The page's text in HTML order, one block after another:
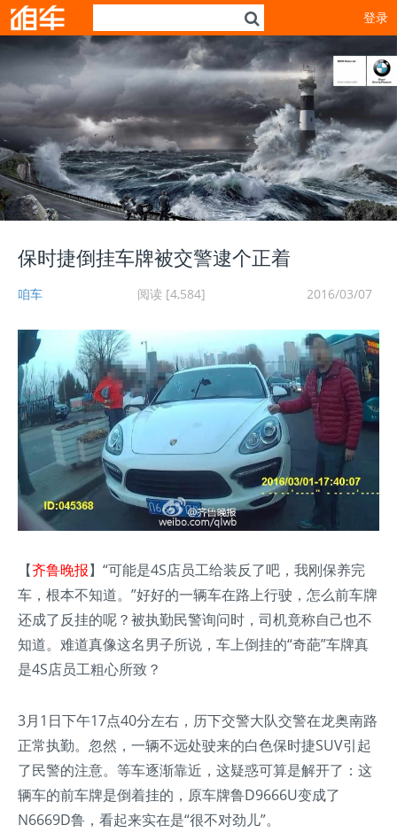
登录
保时捷倒挂车牌被交警逮个正着
咱车 阅读 [4,584] 2016/03/07
【齐鲁晚报】“可能是4S店员工给装反了吧，我刚保养完
车，根本不知道。”好好的一辆车在路上行驶，怎么前车牌
还成了反挂的呢？被执勤民警询问时，司机竟称自己也不
知道。难道真像这名男子所说，车上倒挂的“奇葩”车牌真
是4S店员工粗心所致？
3月1日下午17点40分左右，历下交警大队交警在龙奥南路
正常执勤。忽然，一辆不远处驶来的白色保时捷SUV引起
了民警的注意。等车逐渐靠近，这疑惑可算是解开了：这
辆车的前车牌是倒着挂的，原车牌鲁D9666U变成了
N6669D鲁，看起来实在是“很不对劲儿”。